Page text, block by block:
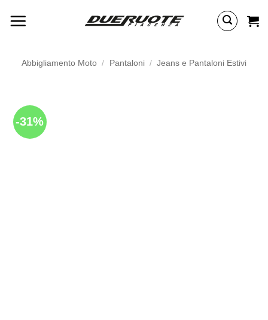
Abbigliamento Moto / Pantaloni / Jeans e Pantaloni Estivi
-31%